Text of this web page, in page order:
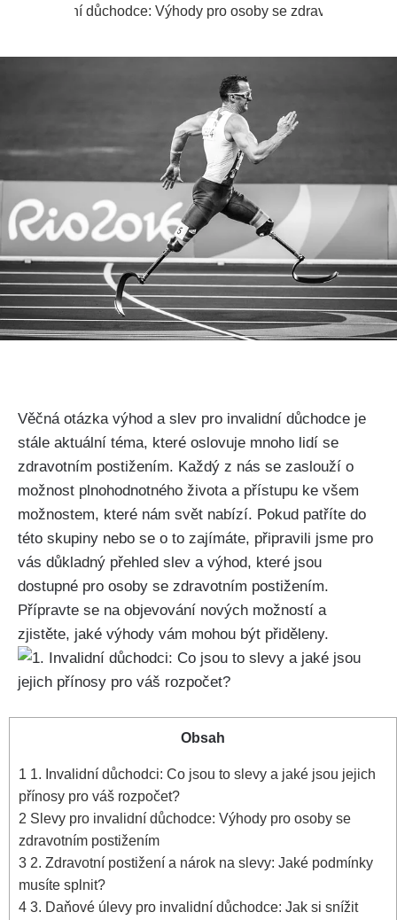
pro invalidní důchodce: Výhody pro osoby se zdravotním
Věčná otázka výhod a slev pro invalidní důchodce je
stále aktuální téma, které oslovuje mnoho lidí se
zdravotním postižením. Každý z nás se zaslouží o
možnost plnohodnotného života a přístupu ke všem
možnostem, které nám svět nabízí. Pokud patříte do
této skupiny nebo se o to zajímáte, připravili jsme pro
vás důkladný přehled slev a výhod, které jsou
dostupné pro osoby se zdravotním postižením.
Přípravte se na objevování nových možností a
zjistěte, jaké výhody vám mohou být přiděleny.
Obsah
1 1. Invalidní důchodci: Co jsou to slevy a jaké jsou jejich
přínosy pro váš rozpočet?
2 Slevy pro invalidní důchodce: Výhody pro osoby se
zdravotním postižením
3 2. Zdravotní postižení a nárok na slevy: Jaké podmínky
musíte splnit?
4 3. Daňové úlevy pro invalidní důchodce: Jak si snížit